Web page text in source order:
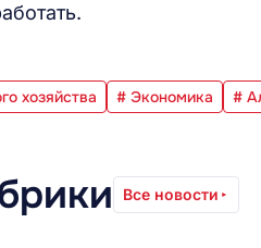
хозяйства # Экономика #
Все новости